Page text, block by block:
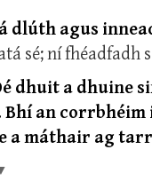
dlúth agus
sé; ní
dhuit a dhuine
an corrbhéim
a máthair ag